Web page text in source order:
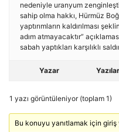
nedeniyle uranyum
sahip olma hakkı, Hürmüz
yaptırımların kaldırılması
adım atmayacaktır”
sabah yaptıkları karşılıklı
Yazar Yazılar
1 yazı görüntüleniyor (toplam 1)
Bu konuyu yanıtlamak için giriş